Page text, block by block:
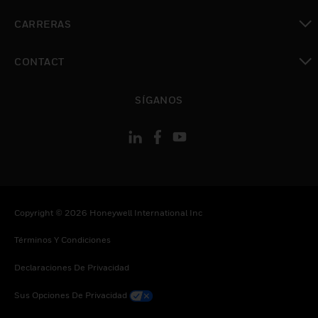
CARRERAS
CONTACT
SÍGANOS
Copyright © 2026 Honeywell International Inc
Términos Y Condiciones
Declaraciones De Privacidad
Sus Opciones De Privacidad